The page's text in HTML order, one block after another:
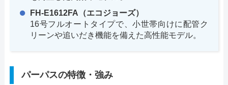
FH-E1612FA（エコジョーズ）
16号フルオートタイプで、小世帯向けに配管ク
リーンや追いだき機能を備えた高性能モデル。
パーパスの特徴・強み